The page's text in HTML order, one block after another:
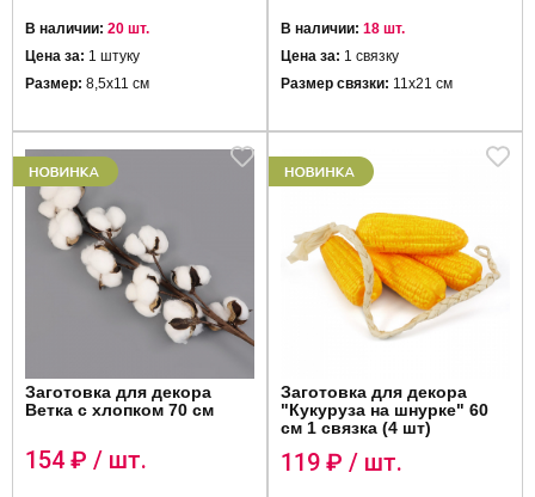
В наличии: 20 шт.
Цена за: 1 штуку
Размер: 8,5х11 см
В наличии: 18 шт.
Цена за: 1 связку
Размер связки: 11х21 см
Заготовка для декора
Ветка с хлопком 70 см
154 ₽ / шт.
Заготовка для декора
"Кукуруза на шнурке" 60
см 1 связка (4 шт)
119 ₽ / шт.